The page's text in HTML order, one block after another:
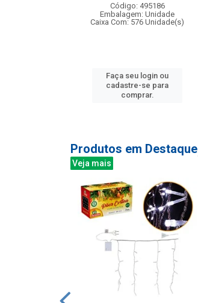
Código: 495186
Embalagem: Unidade
Caixa Com: 576 Unidade(s)
Faça seu login ou
cadastre-se para
comprar.
Produtos em Destaque
Veja mais